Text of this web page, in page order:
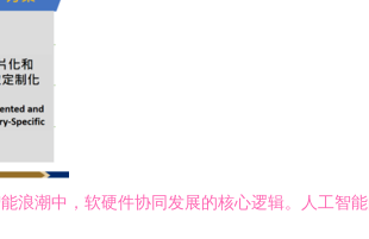
浪潮中，软硬件协同发展的核心逻辑。人工智